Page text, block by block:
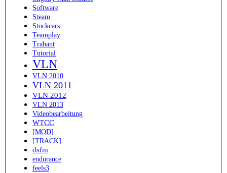
Software
Steam
Stockcars
Teamplay
Trabant
Tutorial
VLN
VLN 2010
VLN 2011
VLN 2012
VLN 2013
Videobearbeitung
WTCC
[MOD]
[TRACK]
dsfm
endurance
feels3